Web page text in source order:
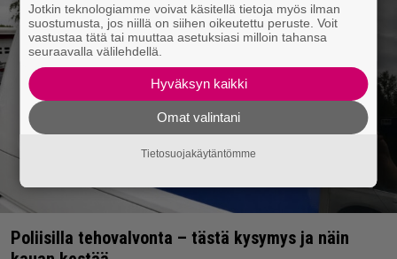
Poliisilla tehovalvonta – tästä kysymys ja näin
Jotkin teknologiamme voivat käsitellä tietoja myös ilman
suostumusta, jos niillä on siihen oikeutettu peruste. Voit
vastustaa tätä tai muuttaa asetuksiasi milloin tahansa
seuraavalla välilehdellä.
Hyväksyn kaikki
Omat valintani
Tietosuojakäytäntömme